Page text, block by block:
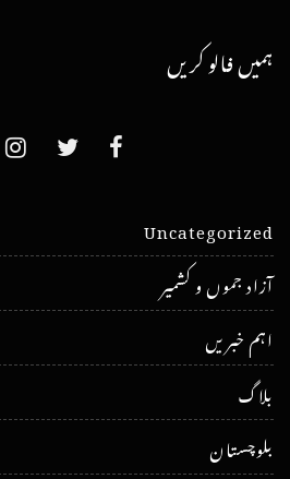
ہمیں فالو کریں
Uncategorized
آزاد جموں و کشمیر
اہم خبریں
بلاگ
بلوچستان